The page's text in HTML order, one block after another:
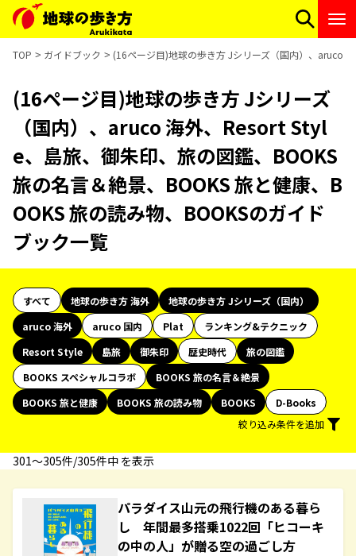
TOP ガイドブック (16ページ目)地球の歩き方 Jシリーズ（国内）、aruco
(16ページ目)地球の歩き方 Jシリーズ
（国内）、aruco 海外、Resort Styl
e、島旅、御朱印、旅の図鑑、BOOKS
旅の名言＆絶景、BOOKS 旅と健康、B
OOKS 旅の読み物、BOOKSのガイド
ブック一覧
すべて 地球の歩き方 海外
地球の歩き方 Jシリーズ（国内）
aruco 海外
aruco 国内 Plat
ランキング&テクニック
Resort Style
島旅 御朱印 歴史時代
旅の図鑑
BOOKS スペシャルコラボ
BOOKS 旅の名言＆絶景
BOOKS 旅と健康
BOOKS 旅の読み物 BOOKS
D-Books
絞り込み条件を追加
301〜305件/305件中 を表示
パラダイス山元の飛行機のある暮ら
し 年間最多搭乗1022回「ヒコーキ
の中の人」が贈る空の過ごし方